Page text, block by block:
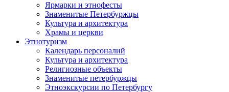
Ярмарки и этнофесты
Знаменитые Петербуржцы
Культура и архитектура
Храмы и церкви
Этнотуризм
Календарь персоналий
Культура и архитектура
Религиозные объекты
Знаменитые петербуржцы
Этноэкскурсии по Петербургу